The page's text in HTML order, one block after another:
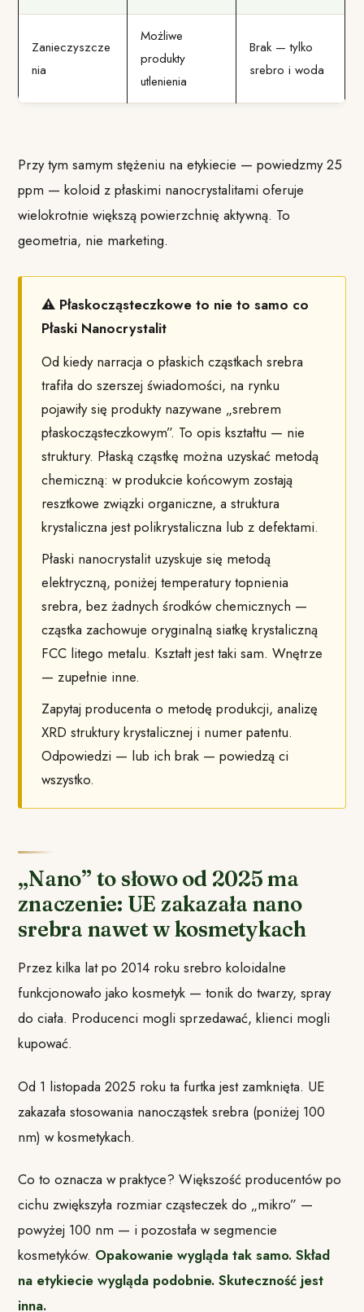
Zanieczyszcze
nia
Możliwe
produkty
utlenienia
Brak — tylko
srebro i woda
Przy tym samym stężeniu na etykiecie — powiedzmy 25
ppm — koloid z płaskimi nanocrystalitami oferuje
wielokrotnie większą powierzchnię aktywną. To
geometria, nie marketing.
⚠ Płaskocząsteczkowe to nie to samo co
Płaski Nanocrystalit
Od kiedy narracja o płaskich cząstkach srebra
trafiła do szerszej świadomości, na rynku
pojawiły się produkty nazywane „srebrem
płaskocząsteczkowym”. To opis kształtu — nie
struktury. Płaską cząstkę można uzyskać metodą
chemiczną: w produkcie końcowym zostają
resztkowe związki organiczne, a struktura
krystaliczna jest polikrystaliczna lub z defektami.
Płaski nanocrystalit uzyskuje się metodą
elektryczną, poniżej temperatury topnienia
srebra, bez żadnych środków chemicznych —
cząstka zachowuje oryginalną siatkę krystaliczną
FCC litego metalu. Kształt jest taki sam. Wnętrze
— zupełnie inne.
Zapytaj producenta o metodę produkcji, analizę
XRD struktury krystalicznej i numer patentu.
Odpowiedzi — lub ich brak — powiedzą ci
wszystko.
„Nano” to słowo od 2025 ma
znaczenie: UE zakazała nano
srebra nawet w kosmetykach
Przez kilka lat po 2014 roku srebro koloidalne
funkcjonowało jako kosmetyk — tonik do twarzy, spray
do ciała. Producenci mogli sprzedawać, klienci mogli
kupować.
Od 1 listopada 2025 roku ta furtka jest zamknięta. UE
zakazała stosowania nanocząstek srebra (poniżej 100
nm) w kosmetykach.
Co to oznacza w praktyce? Większość producentów po
cichu zwiększyła rozmiar cząsteczek do „mikro” —
powyżej 100 nm — i pozostała w segmencie
kosmetyków. Opakowanie wygląda tak samo. Skład
na etykiecie wygląda podobnie. Skuteczność jest
inna.